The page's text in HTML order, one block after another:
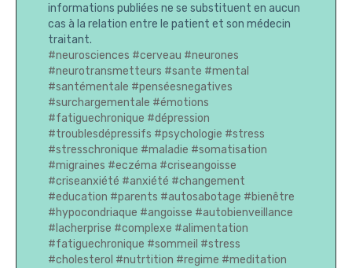
informations publiées ne se substituent en aucun
cas à la relation entre le patient et son médecin
traitant.
#neurosciences #cerveau #neurones
#neurotransmetteurs #sante #mental
#santémentale #penséesnegatives
#surchargementale #émotions
#fatiguechronique #dépression
#troublesdépressifs #psychologie #stress
#stresschronique #maladie #somatisation
#migraines #eczéma #criseangoisse
#criseanxiété #anxiété #changement
#education #parents #autosabotage #bienêtre
#hypocondriaque #angoisse #autobienveillance
#lacherprise #complexe #alimentation
#fatiguechronique #sommeil #stress
#cholesterol #nutrtition #regime #meditation